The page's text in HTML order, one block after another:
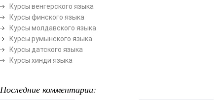
Курсы венгерского языка
Курсы финского языка
Курсы молдавского языка
Курсы румынского языка
Курсы датского языка
Курсы хинди языка
Последние комментарии: